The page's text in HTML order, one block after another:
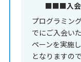
■■■入会
プログラミン
でにご入会い
ペーンを実施
となりますの